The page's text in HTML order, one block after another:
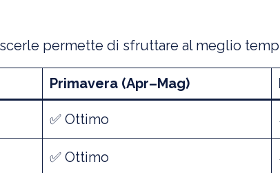
permette di sfruttare al meglio
Primavera (Apr–Mag)
✅ Ottimo
✅ Ottimo